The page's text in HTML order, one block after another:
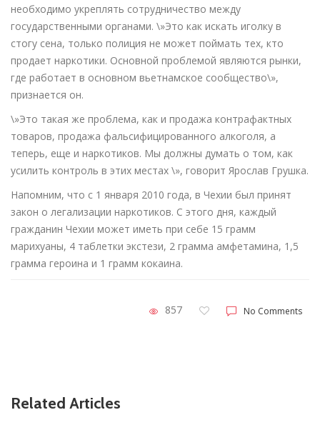
необходимо укреплять сотрудничество между
государственными органами. \»Это как искать иголку в
стогу сена, только полиция не может поймать тех, кто
продает наркотики. Основной проблемой являются рынки,
где работает в основном вьетнамское сообщество\»,
признается он.
\»Это такая же проблема, как и продажа контрафактных
товаров, продажа фальсифицированного алкоголя, а
теперь, еще и наркотиков. Мы должны думать о том, как
усилить контроль в этих местах \», говорит Ярослав Грушка.
Напомним, что с 1 января 2010 года, в Чехии был принят
закон о легализации наркотиков. С этого дня, каждый
гражданин Чехии может иметь при себе 15 грамм
марихуаны, 4 таблетки экстези, 2 грамма амфетамина, 1,5
грамма героина и 1 грамм кокаина.
857 No Comments
Related Articles